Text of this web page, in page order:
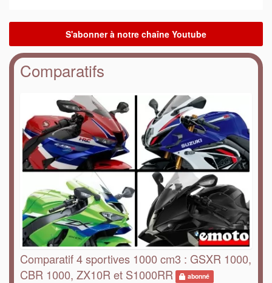
Comparatifs
Comparatif 4 sportives 1000 cm3 : GSXR 1000,
CBR 1000, ZX10R et S1000RR
abonné